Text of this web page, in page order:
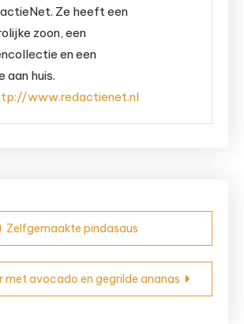
Ze heeft een
zoon, een
en een
aan huis.
www.redactienet.nl
Zelfgemaakte pindasaus
met avocado en gegrilde ananas